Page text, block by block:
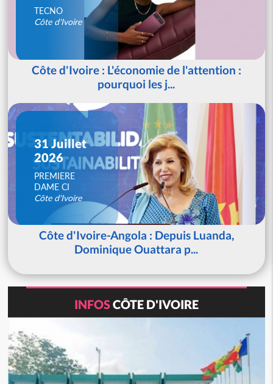
TECNO
Côte d'Ivoire
Côte d'Ivoire : L'économie de l'attention :
pourquoi les j...
31 Juillet
2026
PREMIERE
DAME CI
Côte d'Ivoire
Côte d'Ivoire-Angola : Depuis Luanda,
Dominique Ouattara p...
INFOSCÔTE D'IVOIRE